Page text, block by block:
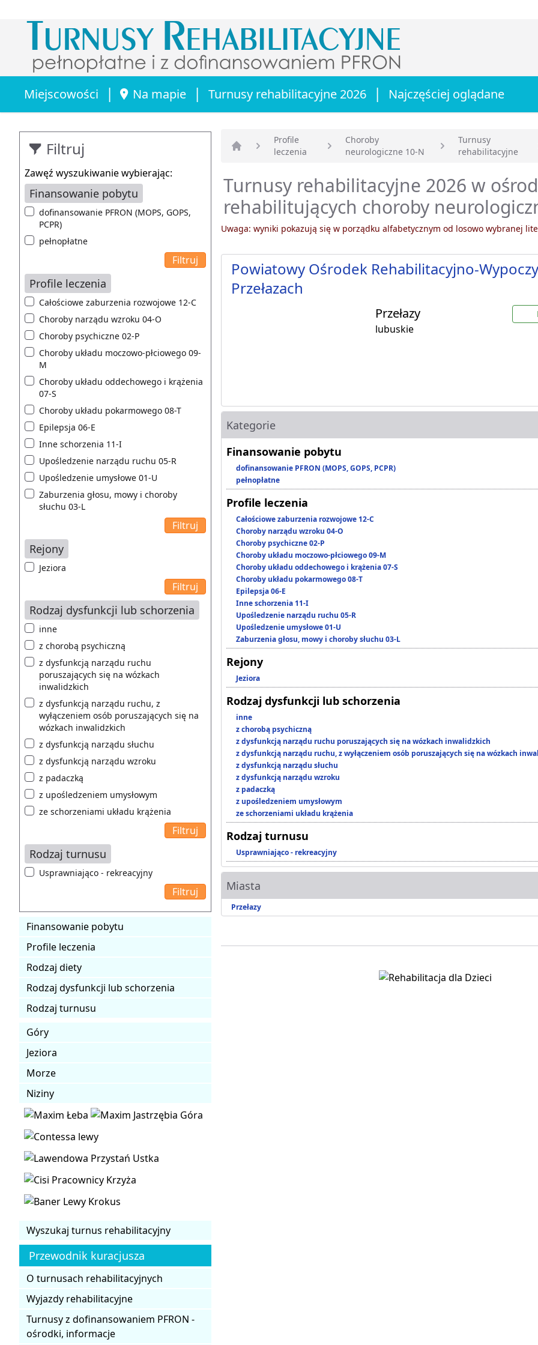
Miejscowości | Na mapie | Turnusy rehabilitacyjne 2026 | Najczęściej oglądane
Filtruj
Zawęź wyszukiwanie wybierając:
Finansowanie pobytu
dofinansowanie PFRON (MOPS, GOPS,
PCPR)
pełnopłatne
Profile leczenia
Całościowe zaburzenia rozwojowe 12-C
Choroby narządu wzroku 04-O
Choroby psychiczne 02-P
Choroby układu moczowo-płciowego 09-
M
Choroby układu oddechowego i krążenia
07-S
Choroby układu pokarmowego 08-T
Epilepsja 06-E
Inne schorzenia 11-I
Upośledzenie narządu ruchu 05-R
Upośledzenie umysłowe 01-U
Zaburzenia głosu, mowy i choroby
słuchu 03-L
Rejony
Jeziora
Rodzaj dysfunkcji lub schorzenia
inne
z chorobą psychiczną
z dysfunkcją narządu ruchu
poruszających się na wózkach
inwalidzkich
z dysfunkcją narządu ruchu, z
wyłączeniem osób poruszających się na
wózkach inwalidzkich
z dysfunkcją narządu słuchu
z dysfunkcją narządu wzroku
z padaczką
z upośledzeniem umysłowym
ze schorzeniami układu krążenia
Rodzaj turnusu
Usprawniająco - rekreacyjny
Finansowanie pobytu
Profile leczenia
Rodzaj diety
Rodzaj dysfunkcji lub schorzenia
Rodzaj turnusu
Góry
Jeziora
Morze
Niziny
Wyszukaj turnus rehabilitacyjny
Przewodnik kuracjusza
O turnusach rehabilitacyjnych
Wyjazdy rehabilitacyjne
Turnusy z dofinansowaniem PFRON -
ośrodki, informacje
Strona główna
Profile
leczenia
Choroby
neurologiczne 10-N
Turnusy
rehabilitacyjne
Turnusy rehabilitacyjne 2026 w
rehabilitujących choroby
Uwaga: wyniki pokazują się w porządku alfabetycznym od losowo wybranej
Powiatowy Ośrodek Rehabilitacyjno-
Przełazach
Przełazy
lubuskie
Kategorie
Finansowanie pobytu
dofinansowanie PFRON (MOPS, GOPS, PCPR)
pełnopłatne
Profile leczenia
Całościowe zaburzenia rozwojowe 12-C
Choroby narządu wzroku 04-O
Choroby psychiczne 02-P
Choroby układu moczowo-płciowego 09-M
Choroby układu oddechowego i krążenia 07-S
Choroby układu pokarmowego 08-T
Epilepsja 06-E
Inne schorzenia 11-I
Upośledzenie narządu ruchu 05-R
Upośledzenie umysłowe 01-U
Zaburzenia głosu, mowy i choroby słuchu 03-L
Rejony
Jeziora
Rodzaj dysfunkcji lub schorzenia
inne
z chorobą psychiczną
z dysfunkcją narządu ruchu poruszających się na wózkach inwalidzkich
z dysfunkcją narządu ruchu, z wyłączeniem osób poruszających się na wózkach
z dysfunkcją narządu słuchu
z dysfunkcją narządu wzroku
z padaczką
z upośledzeniem umysłowym
ze schorzeniami układu krążenia
Rodzaj turnusu
Usprawniająco - rekreacyjny
Miasta
Przełazy